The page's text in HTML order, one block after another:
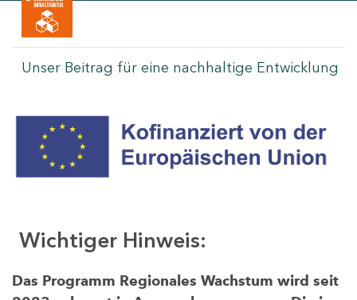
Unser Beitrag für eine nachhaltige Entwicklung
Wichtiger Hinweis:
Das Programm Regionales Wachstum wird seit